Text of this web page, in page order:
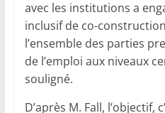
avec les institutions a
inclusif de co-
l’ensemble des parties
de l’emploi aux niveaux
souligné.
D’après M. Fall, l’objectif,